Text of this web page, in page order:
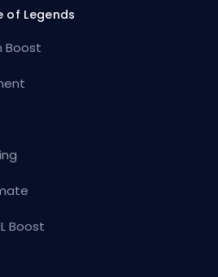
of Legends
Boost
Boost